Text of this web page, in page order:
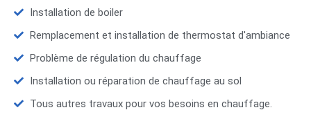
Installation de boiler
Remplacement et installation de thermostat d'ambiance
Problème de régulation du chauffage
Installation ou réparation de chauffage au sol
Tous autres travaux pour vos besoins en chauffage.